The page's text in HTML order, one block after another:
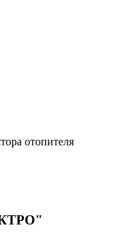
отопителя